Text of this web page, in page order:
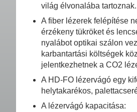
világ élvonalába tartoznak.
A fiber lézerek felépítése
érzékeny tükröket és
nyalábot optikai szálon
karbantartási költségek
jelentkezhetnek a CO2
A HD-FO lézervágó egy
helytakarékos,
A lézervágó kapacitása: